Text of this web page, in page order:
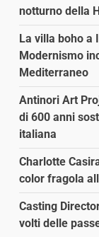
notturno della
La villa boho a
Modernismo
Mediterraneo
Antinori Art
di 600 anni
italiana
Charlotte
color fragola
Casting
volti delle